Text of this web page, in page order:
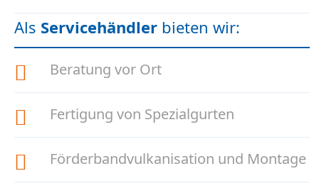
Als Servicehändler bieten wir:
Beratung vor Ort
Fertigung von Spezialgurten
Förderbandvulkanisation und Montage